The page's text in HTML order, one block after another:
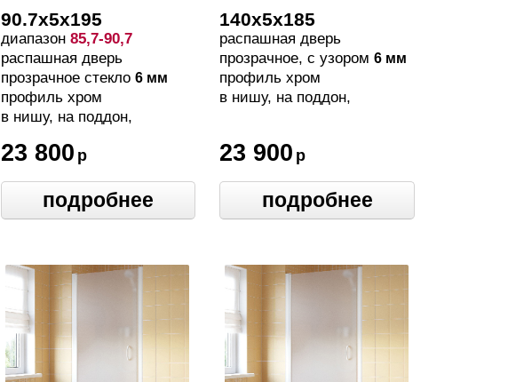
GL 90 см
90.7х5х195
диапазон85,7-90,7
распашная дверь
прозрачное стекло6 мм
профиль хром
в нишу, на поддон,
23 800 р
подробнее
140 F CH
140х5х185
распашная дверь
прозрачное, с узором6 мм
профиль хром
в нишу, на поддон,
23 900 р
подробнее